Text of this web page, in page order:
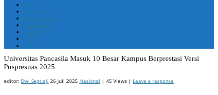
Home
Berita Bekasi
Berita Cikarang
Berita Jabar
Nasional
Politik
ADV
Universitas Pancasila Masuk 10 Besar Kampus Berprestasi Versi
Puspresnas 2025
editor: Dwi Septiaji 26 Juli 2025 Nasional | 45 Views | Leave a response